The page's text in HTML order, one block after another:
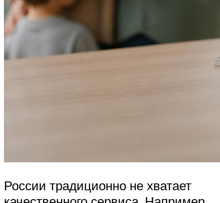
России традиционно не хватает